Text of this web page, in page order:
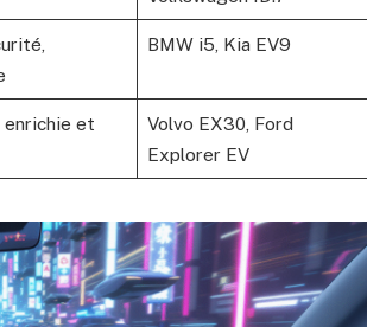
BMW i5, Kia EV9
et
Volvo EX30, Ford
Explorer EV